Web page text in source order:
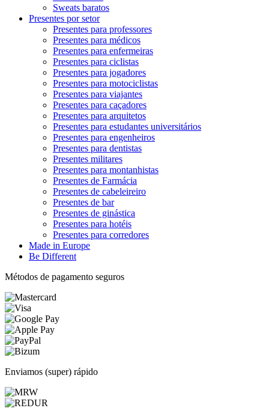
Sweats baratos
Presentes por setor
Presentes para professores
Presentes para médicos
Presentes para enfermeiras
Presentes para ciclistas
Presentes para jogadores
Presentes para motociclistas
Presentes para viajantes
Presentes para caçadores
Presentes para arquitetos
Presentes para estudantes universitários
Presentes para engenheiros
Presentes para dentistas
Presentes militares
Presentes para montanhistas
Presentes de Farmácia
Presentes de cabeleireiro
Presentes de bar
Presentes de ginástica
Presentes para hotéis
Presentes para corredores
Made in Europe
Be Different
Métodos de pagamento seguros
Enviamos (super) rápido